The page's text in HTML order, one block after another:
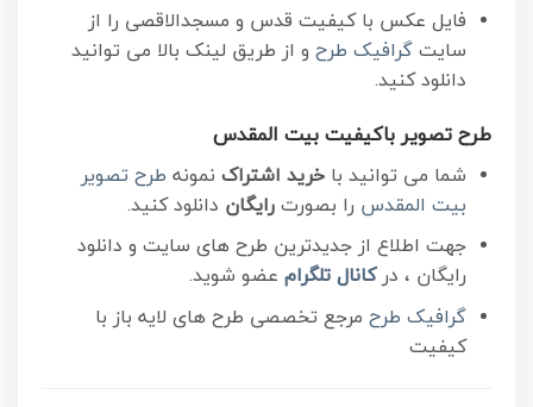
فایل عکس با کیفیت قدس و مسجدالاقصی را از
سایتگرافیک طرحو از طریق لینک بالا می توانید
دانلود کنید.
طرح تصویر باکیفیت بیت المقدس
شما می توانید با خرید اشتراکنمونه طرح تصویر
بیت المقدس را بصورت رایگان دانلود کنید.
جهت اطلاع از جدیدترین طرح های سایت و دانلود
رایگان ، درکانال تلگرامعضو شوید.
گرافیک طرحمرجع تخصصی طرح های لایه باز با
کیفیت